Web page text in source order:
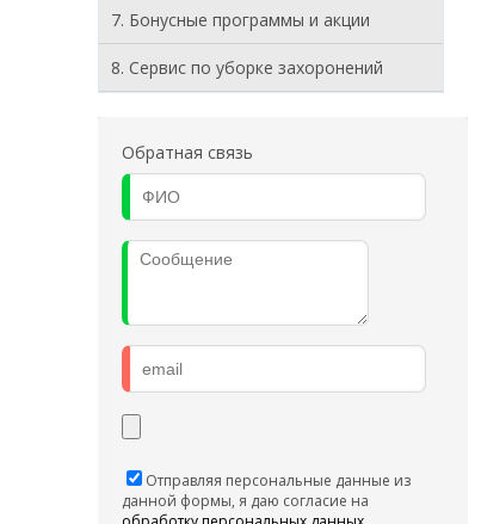
7. Бонусные программы и акции
8. Cервис по уборке захоронений
Обратная связь
Отправляя персональные данные из
данной формы, я даю согласие на